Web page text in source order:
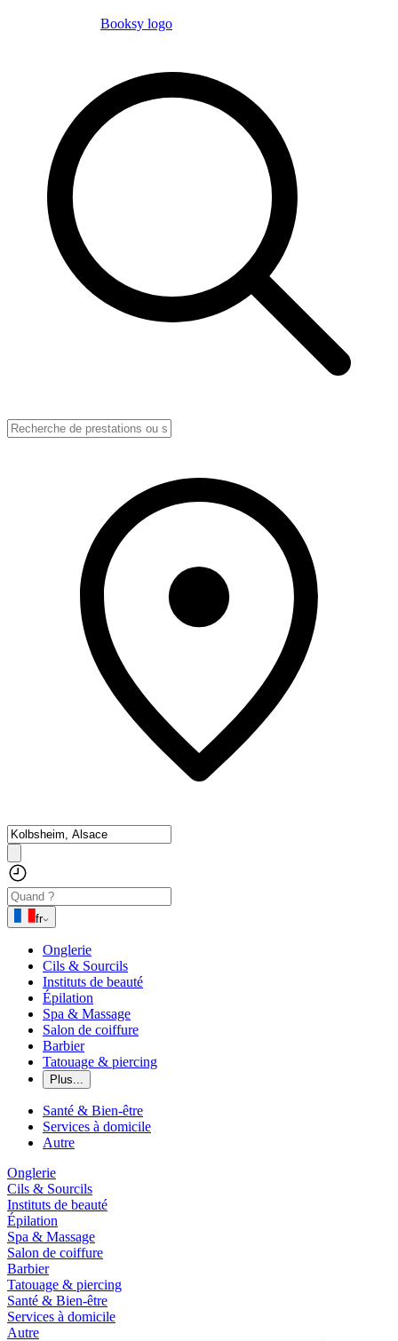
Booksy logo
fr
Onglerie
Cils & Sourcils
Instituts de beauté
Épilation
Spa & Massage
Salon de coiffure
Barbier
Tatouage & piercing
Plus...
Santé & Bien-être
Services à domicile
Autre
Onglerie
Cils & Sourcils
Instituts de beauté
Épilation
Spa & Massage
Salon de coiffure
Barbier
Tatouage & piercing
Santé & Bien-être
Services à domicile
Autre